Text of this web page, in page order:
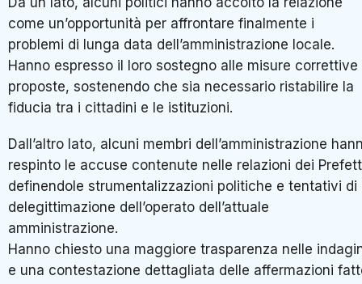
come un’opportunità per affrontare finalmente i
problemi di lunga data dell’amministrazione locale.
Hanno espresso il loro sostegno alle misure correttive
proposte, sostenendo che sia necessario ristabilire la
fiducia tra i cittadini e le istituzioni.
Dall’altro lato, alcuni membri dell’amministrazione
respinto le accuse contenute nelle relazioni dei
definendole strumentalizzazioni politiche e tentativi di
delegittimazione dell’operato dell’attuale
amministrazione.
Hanno chiesto una maggiore trasparenza nelle
e una contestazione dettagliata delle affermazioni